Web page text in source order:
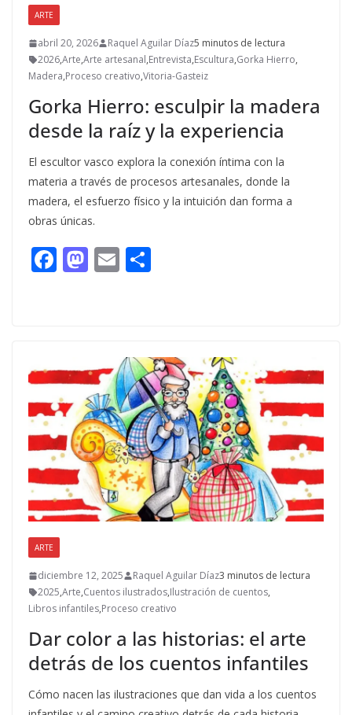
ARTE
abril 20, 2026 Raquel Aguilar Díaz5 minutos de lectura
2026,Arte,Arte artesanal,Entrevista,Escultura,Gorka Hierro,
Madera,Proceso creativo,Vitoria-Gasteiz
Gorka Hierro: esculpir la madera
desde la raíz y la experiencia
El escultor vasco explora la conexión íntima con la
materia a través de procesos artesanales, donde la
madera, el esfuerzo físico y la intuición dan forma a
obras únicas.
F
o
k
M
o
n
E
ar
ti
r
ARTE
diciembre 12, 2025 Raquel Aguilar Díaz3 minutos de lectura
2025,Arte,Cuentos ilustrados,Ilustración de cuentos,
Libros infantiles,Proceso creativo
Dar color a las historias: el arte
detrás de los cuentos infantiles
Cómo nacen las ilustraciones que dan vida a los cuentos